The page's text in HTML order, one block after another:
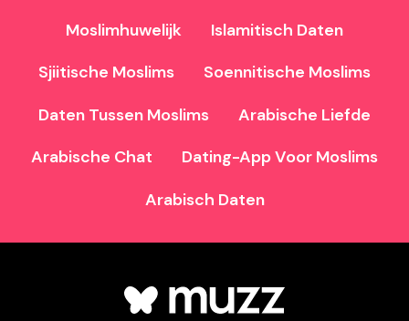
Moslimhuwelijk
Islamitisch Daten
Sjiitische Moslims
Soennitische Moslims
Daten Tussen Moslims
Arabische Liefde
Arabische Chat
Dating-App Voor Moslims
Arabisch Daten